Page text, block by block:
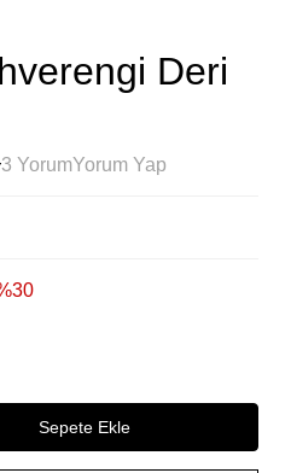
Deri
3 YorumYorum Yap
30
Sepete Ekle